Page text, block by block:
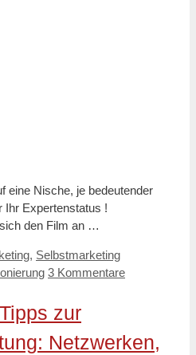
eine Nische, je bedeutender
Ihr Expertenstatus !
den Film an …
, Selbstmarketing
3 Kommentare
zur
Netzwerken,